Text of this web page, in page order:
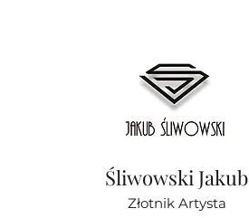
Śliwowski Jakub
Złotnik Artysta